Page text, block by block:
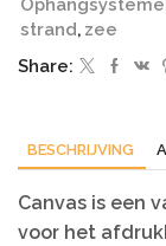
strand, zee
Share:
BESCHRIJVING
Canvas is een
voor het